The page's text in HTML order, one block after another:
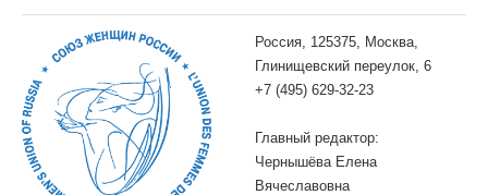
Россия, 125375, Москва,
Глинищевский переулок, 6
+7 (495) 629-32-23
Главный редактор:
Чернышёва Елена
Вячеславовна